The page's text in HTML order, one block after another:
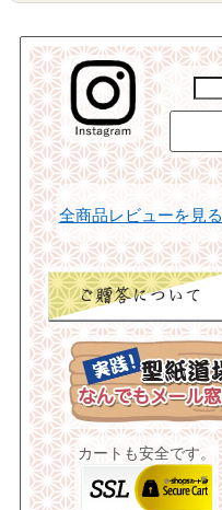
全商品レビューを見る
カートも安全です。